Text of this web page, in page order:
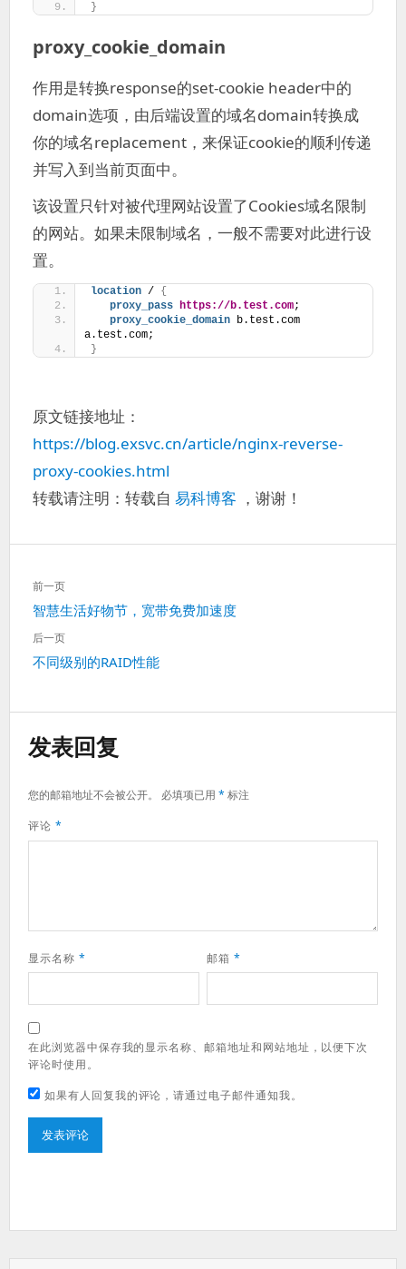
}
proxy_cookie_domain
作用是转换response的set-cookie header中的
domain选项，由后端设置的域名domain转换成
你的域名replacement，来保证cookie的顺利传递
并写入到当前页面中。
该设置只针对被代理网站设置了Cookies域名限制
的网站。如果未限制域名，一般不需要对此进行设
置。
location / {
proxy_pass https://b.test.com;
proxy_cookie_domain b.test.com
a.test.com;
}
原文链接地址：
https://blog.exsvc.cn/article/nginx-reverse-
proxy-cookies.html
转载请注明：转载自 易科博客 ，谢谢！
文
章
导
航
前一页
上
一
智慧生活好物节，宽带免费加速度
后一页
下
不同级别的RAID性能
发表回复
您的邮箱地址不会被公开。 必填项已用 *标注
评论 *
显示名称 * 邮箱 *
在此浏览器中保存我的显示名称、邮箱地址和网站地址，以便下次
评论时使用。
如果有人回复我的评论，请通过电子邮件通知我。